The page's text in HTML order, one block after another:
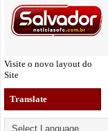
Visite o novo layout do
Site
Translate